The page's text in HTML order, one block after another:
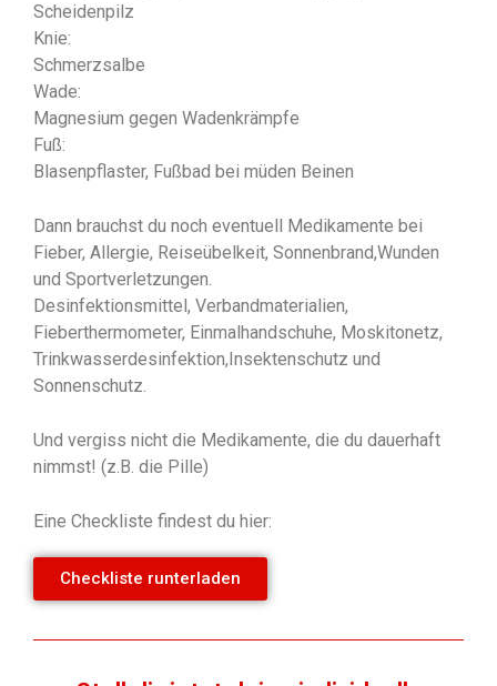
Scheidenpilz
Knie:
Schmerzsalbe
Wade:
Magnesium gegen Wadenkrämpfe
Fuß:
Blasenpflaster, Fußbad bei müden Beinen
Dann brauchst du noch eventuell Medikamente bei
Fieber, Allergie, Reiseübelkeit, Sonnenbrand,Wunden
und Sportverletzungen.
Desinfektionsmittel, Verbandmaterialien,
Fieberthermometer, Einmalhandschuhe, Moskitonetz,
Trinkwasserdesinfektion,Insektenschutz und
Sonnenschutz.
Und vergiss nicht die Medikamente, die du dauerhaft
nimmst! (z.B. die Pille)
Eine Checkliste findest du hier:
Checkliste runterladen